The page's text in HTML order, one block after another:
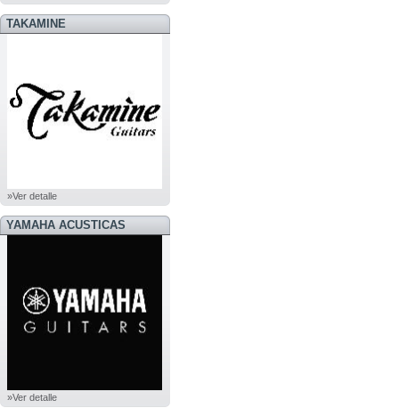
TAKAMINE
»Ver detalle
YAMAHA ACUSTICAS
»Ver detalle